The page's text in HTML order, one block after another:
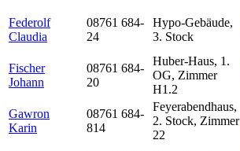
Federolf
Claudia
08761 684-
24
Hypo-Gebäude,
3. Stock
Fischer
Johann
08761 684-
20
Huber-Haus, 1.
OG, Zimmer
H1.2
Gawron
Karin
08761 684-
814
Feyerabendhaus,
2. Stock, Zimmer
22